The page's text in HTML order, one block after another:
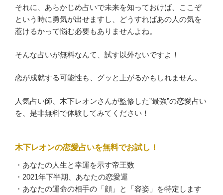
それに、あらかじめ占いで未来を知っておけば、ここぞ
という時に勇気が出せますし、どうすればあの人の気を
惹けるかって悩む必要もありませんよね。
そんな占いが無料なんて、試す以外ないですよ！
恋が成就する可能性も、グッと上がるかもしれません。
人気占い師、木下レオンさんが監修した”最強”の恋愛占い
を、是非無料で体験してみてください！
木下レオンの恋愛占いを無料でお試し！
・あなたの人生と幸運を示す帝王数
・2021年下半期、あなたの恋愛運
・あなたの運命の相手の「顔」と「容姿」を特定します